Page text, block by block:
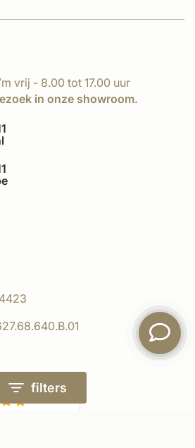
filters
vrij - 8.00 tot 17.00 uur
in onze showroom.